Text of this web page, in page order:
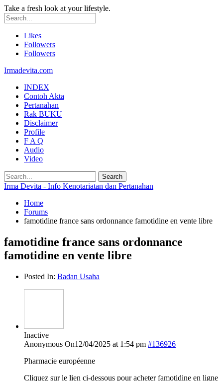
Take a fresh look at your lifestyle.
Likes
Followers
Followers
Irmadevita.com
INDEX
Contoh Akta
Pertanahan
Rak BUKU
Disclaimer
Profile
F A Q
Audio
Video
Irma Devita - Info Kenotariatan dan Pertanahan
Home
Forums
famotidine france sans ordonnance famotidine en vente libre
famotidine france sans ordonnance
famotidine en vente libre
Posted In: Badan Usaha
Inactive
Anonymous On12/04/2025 at 1:54 pm #136926
Pharmacie européenne
Cliquez sur le lien ci-dessous pour acheter famotidine en ligne